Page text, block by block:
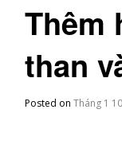
Thêm
than
Posted onTháng 1